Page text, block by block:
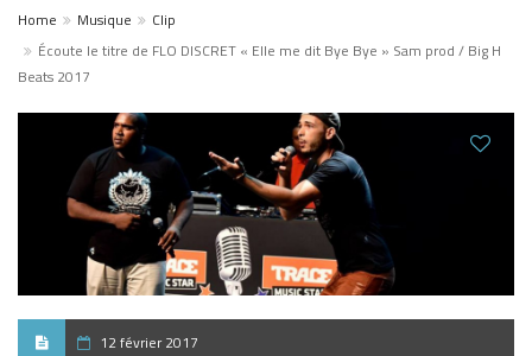
Home Musique
Clip
Écoute le titre de FLO DISCRET « Elle me dit Bye Bye » Sam prod / Big H
Beats 2017
12 février 2017